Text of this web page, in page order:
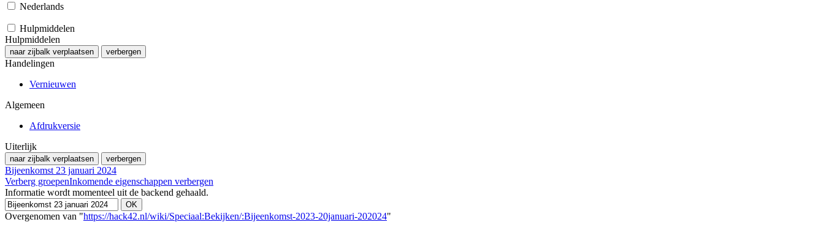
Nederlands
Hulpmiddelen
Hulpmiddelen
naar zijbalk verplaatsen verbergen
Handelingen
Vernieuwen
Algemeen
Afdrukversie
Uiterlijk
naar zijbalk verplaatsen verbergen
Bijeenkomst 23 januari 2024
Verberg groepenInkomende eigenschappen verbergen
Informatie wordt momenteel uit de backend gehaald.
Overgenomen van "https://hack42.nl/wiki/Speciaal:Bekijken/:Bijeenkomst-2023-20januari-202024"